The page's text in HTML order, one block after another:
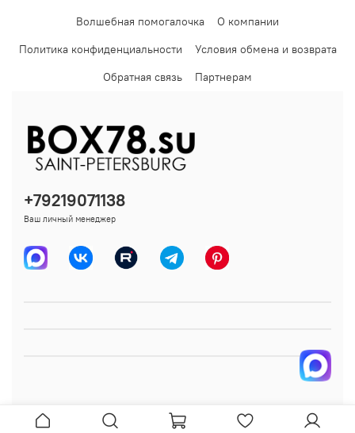
Волшебная помогалочка
О компании
Политика конфиденциальности
Условия обмена и возврата
Обратная связь
Партнерам
+79219071138
Ваш личный менеджер